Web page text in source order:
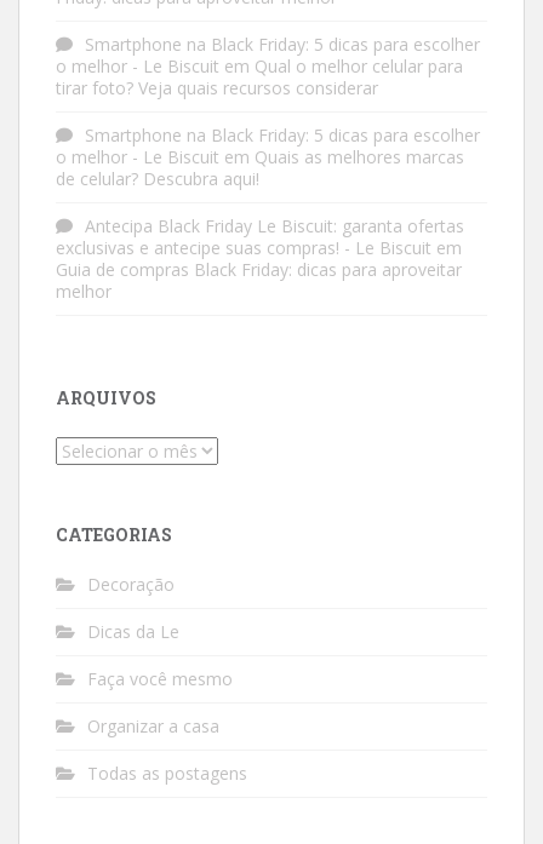
Smartphone na Black Friday: 5 dicas para escolher
o melhor - Le Biscuit em Qual o melhor celular para
tirar foto? Veja quais recursos considerar
Smartphone na Black Friday: 5 dicas para escolher
o melhor - Le Biscuit em Quais as melhores marcas
de celular? Descubra aqui!
Antecipa Black Friday Le Biscuit: garanta ofertas
exclusivas e antecipe suas compras! - Le Biscuit em
Guia de compras Black Friday: dicas para aproveitar
melhor
ARQUIVOS
Arquivos
CATEGORIAS
Decoração
Dicas da Le
Faça você mesmo
Organizar a casa
Todas as postagens